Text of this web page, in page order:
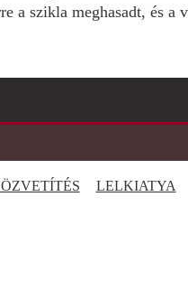
a szikla meghasadt, és a
LELKIATYA